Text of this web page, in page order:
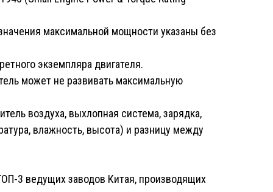
максимальной мощности указаны без
экземпляра двигателя.
может не развивать максимальную
воздуха, выхлопная система, зарядка,
влажность, высота) и разницу между
3 ведущих заводов Китая, производящих